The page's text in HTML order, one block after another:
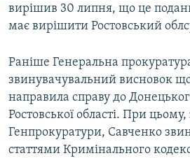
вирішив 30 липня, що це
має вирішити Ростовський
Раніше Генеральна
звинувачувальний висновок
направила справу до
Ростовської області. При
Генпрокуратури, Савченко
статтями Кримінального